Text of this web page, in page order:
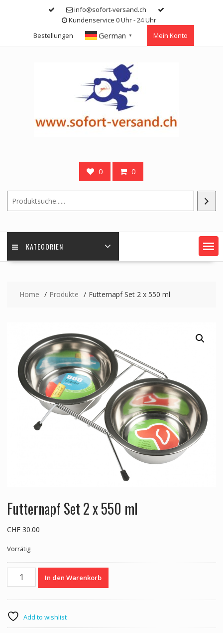
info@sofort-versand.ch
Kundenservice 0 Uhr - 24 Uhr
Bestellungen
German ▼ Mein Konto
0 0
KATEGORIEN
Home Produkte Futternapf Set 2 x 550 ml
Futternapf Set 2 x 550 ml
CHF30.00
Vorrätig
Futternapf
550
ml
In den Warenkorb
Add to wishlist